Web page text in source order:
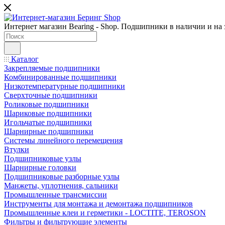
Интернет магазин Bearing - Shop. Подшипники в наличии и на
Каталог
Закрепляемые подшипники
Комбинированные подшипники
Низкотемпературные подшипники
Сверхточные подшипники
Роликовые подшипники
Шариковые подшипники
Игольчатые подшипники
Шарнирные подшипники
Системы линейного перемещения
Втулки
Подшипниковые узлы
Шарнирные головки
Подшипниковые разборные узлы
Манжеты, уплотнения, сальники
Промышленные трансмиссии
Инструменты для монтажа и демонтажа подшипников
Промышленные клеи и герметики - LOCTITE, TEROSON
Фильтры и фильтрующие элементы